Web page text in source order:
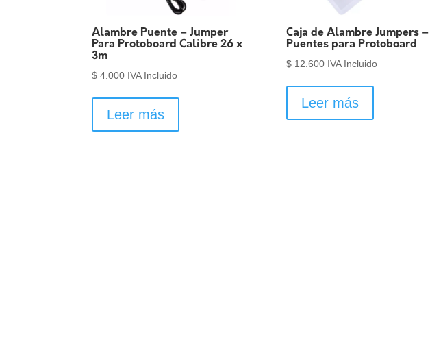
Alambre Puente – Jumper
Para Protoboard Calibre 26 x
3m
$ 4.000 IVA Incluido
Leer más
Caja de Alambre Jumpers –
Puentes para Protoboard
$12.600 IVA Incluido
Leer más